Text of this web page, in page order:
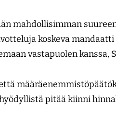
mahdollisimman
koskeva
vastapuolen kanssa,
pitää kiinni